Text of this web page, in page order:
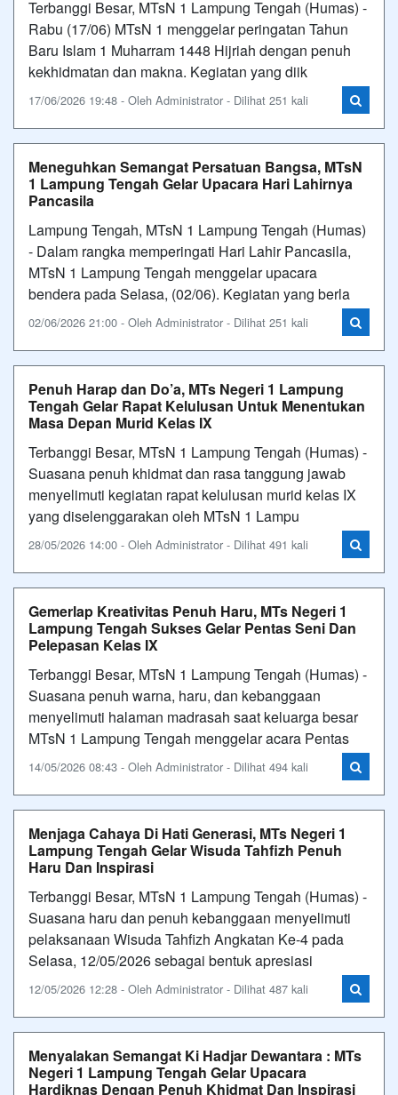
Terbanggi Besar, MTsN 1 Lampung Tengah (Humas) -
Rabu (17/06) MTsN 1 menggelar peringatan Tahun
Baru Islam 1 Muharram 1448 Hijriah dengan penuh
kekhidmatan dan makna. Kegiatan yang diik
17/06/2026 19:48 - Oleh Administrator - Dilihat 251 kali
Meneguhkan Semangat Persatuan Bangsa, MTsN
1 Lampung Tengah Gelar Upacara Hari Lahirnya
Pancasila
Lampung Tengah, MTsN 1 Lampung Tengah (Humas)
- Dalam rangka memperingati Hari Lahir Pancasila,
MTsN 1 Lampung Tengah menggelar upacara
bendera pada Selasa, (02/06). Kegiatan yang berla
02/06/2026 21:00 - Oleh Administrator - Dilihat 251 kali
Penuh Harap dan Do’a, MTs Negeri 1 Lampung
Tengah Gelar Rapat Kelulusan Untuk Menentukan
Masa Depan Murid Kelas IX
Terbanggi Besar, MTsN 1 Lampung Tengah (Humas) -
Suasana penuh khidmat dan rasa tanggung jawab
menyelimuti kegiatan rapat kelulusan murid kelas IX
yang diselenggarakan oleh MTsN 1 Lampu
28/05/2026 14:00 - Oleh Administrator - Dilihat 491 kali
Gemerlap Kreativitas Penuh Haru, MTs Negeri 1
Lampung Tengah Sukses Gelar Pentas Seni Dan
Pelepasan Kelas IX
Terbanggi Besar, MTsN 1 Lampung Tengah (Humas) -
Suasana penuh warna, haru, dan kebanggaan
menyelimuti halaman madrasah saat keluarga besar
MTsN 1 Lampung Tengah menggelar acara Pentas
14/05/2026 08:43 - Oleh Administrator - Dilihat 494 kali
Menjaga Cahaya Di Hati Generasi, MTs Negeri 1
Lampung Tengah Gelar Wisuda Tahfizh Penuh
Haru Dan Inspirasi
Terbanggi Besar, MTsN 1 Lampung Tengah (Humas) -
Suasana haru dan penuh kebanggaan menyelimuti
pelaksanaan Wisuda Tahfizh Angkatan Ke-4 pada
Selasa, 12/05/2026 sebagai bentuk apresiasi
12/05/2026 12:28 - Oleh Administrator - Dilihat 487 kali
Menyalakan Semangat Ki Hadjar Dewantara : MTs
Negeri 1 Lampung Tengah Gelar Upacara
Hardiknas Dengan Penuh Khidmat Dan Inspirasi